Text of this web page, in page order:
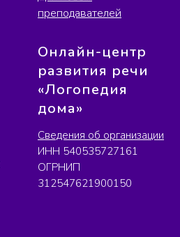
преподавателей
Онлайн-центр
развития речи
«Логопедия
дома»
Сведения об организации
ИНН 540535727161
ОГРНИП
312547621900150